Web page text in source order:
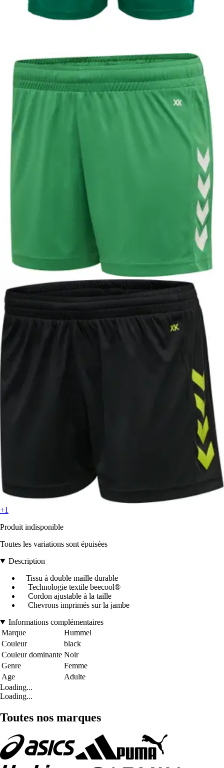
+1
Produit indisponible
Toutes les variations sont épuisées
Description
Tissu à double maille durable
Technologie textile beecool®
Cordon ajustable à la taille
Chevrons imprimés sur la jambe
Informations complémentaires
Marque
Hummel
Couleur
black
Couleur dominante Noir
Genre
Femme
Age
Adulte
Loading...
Loading...
Toutes nos marques